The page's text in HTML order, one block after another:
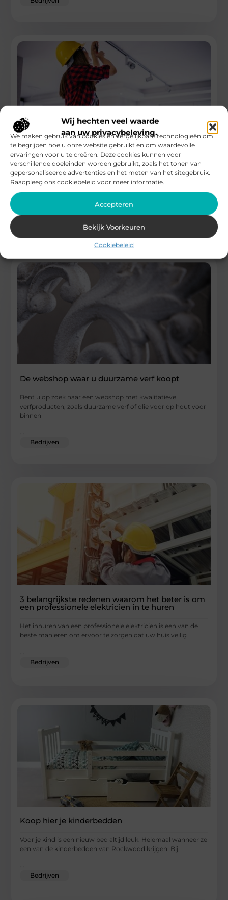
Wij hechten veel waarde
aan uw privacybeleving.
We maken gebruik van cookies en vergelijkbare technologieën om
te begrijpen hoe u onze website gebruikt en om waardevolle
ervaringen voor u te creëren. Deze cookies kunnen voor
verschillende doeleinden worden gebruikt, zoals het tonen van
gepersonaliseerde advertenties en het meten van het sitegebruik.
Raadpleeg ons cookiebeleid voor meer informatie.
Accepteren
Bekijk Voorkeuren
Cookiebeleid
Nieuwe buitenverlichting in je tuin
Elektricien in Leiden kan je helpen wanneer je nieuwe
buitenverlichting in je tuin wil laten aanleggen. De laatste tijd
is
De webshop waar u duurzame verf koopt
Bent u op zoek naar een webshop met kwalitatieve
verfproducten, zoals duurzame verf of olie voor op hout voor
binnen
...
Bedrijven
3 belangrijkste redenen waarom het beter is om
een ​​professionele elektricien in te huren
Het inhuren van een professionele elektricien is een van de
beste manieren om ervoor te zorgen dat uw huis veilig
Bedrijven
Koop hier je kinderbedden
Voor je kind is een nieuw bed altijd leuk. Helemaal wanneer ze
een van de kinderbedden van Rockwood krijgen! Bij
...
Bedrijven